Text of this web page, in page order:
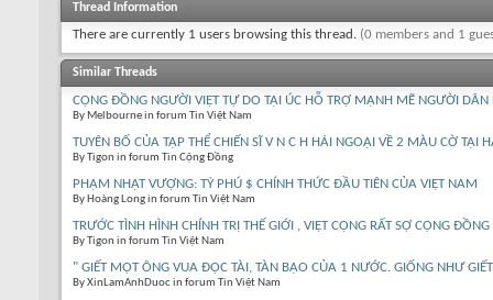
Thread Information
There are currently 1 users browsing this thread. (0 members and 1
Similar Threads
CỘNG ĐỒNG NGƯỜI VIỆT TỰ DO TẠI ÚC HỖ TRỢ MẠNH MẼ NGƯỜI
By Melbourne in forum Tin Việt Nam
TUYÊN BỐ CỦA TẬP THỂ CHIẾN SĨ V N C H HẢI NGOẠI VỀ 2 MÀU CỜ TẠI
By Tigon in forum Tin Cộng Đồng
PHẠM NHẬT VƯỢNG: TỶ PHÚ $ CHÍNH THỨC ĐẦU TIÊN CỦA VIỆT NAM
By Hoàng Long in forum Tin Việt Nam
TRƯỚC TÌNH HÌNH CHÍNH TRỊ THẾ GIỚI , VIỆT CỘNG RẤT SỢ CỘNG
By Tigon in forum Tin Việt Nam
" GIẾT MỘT ÔNG VUA ĐỘC TÀI, TÀN BẠO CỦA 1 NƯỚC. GIỐNG NHƯ
By XinLamAnhDuoc in forum Tin Việt Nam